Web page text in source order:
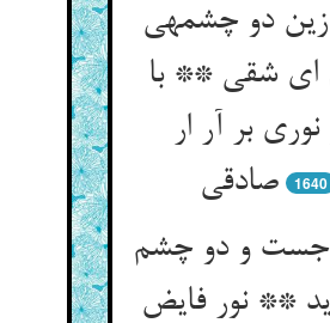
دو چشمه‏ی
شقی ** با
نوری بر آر ار
صادقی‏
1640
جست و دو چشم
** نور فایض